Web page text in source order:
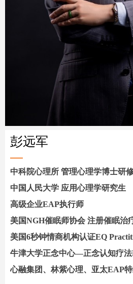
彭远军
中科院心理所 管理心理学博士研
中国人民大学 应用心理学研究生
高级企业EAP执行师
美国NGH催眠师协会 注册催眠治
美国6秒钟情商机构认证EQ
牛津大学正念中心—正念认知疗
心融集团、林紫心理、亚太EAP